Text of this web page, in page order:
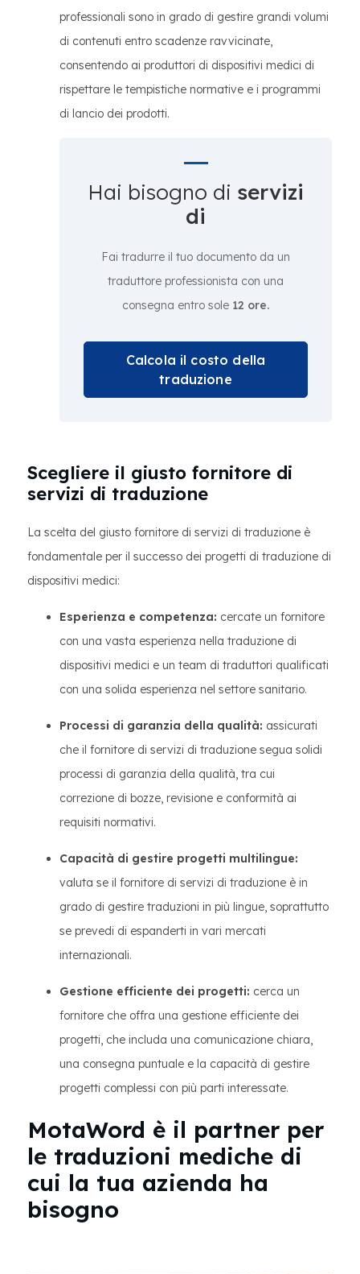
professionali sono in grado di gestire grandi volumi
di contenuti entro scadenze ravvicinate,
consentendo ai produttori di dispositivi medici di
rispettare le tempistiche normative e i programmi
di lancio dei prodotti.
Hai bisogno di servizi
di
Fai tradurre il tuo documento da un
traduttore professionista con una
consegna entro sole 12 ore.
Calcola il costo della
traduzione
Scegliere il giusto fornitore di
servizi di traduzione
La scelta del giusto fornitore di servizi di traduzione è
fondamentale per il successo dei progetti di traduzione di
dispositivi medici:
Esperienza e competenza: cercate un fornitore
con una vasta esperienza nella traduzione di
dispositivi medici e un team di traduttori qualificati
con una solida esperienza nel settore sanitario.
Processi di garanzia della qualità: assicurati
che il fornitore di servizi di traduzione segua solidi
processi di garanzia della qualità, tra cui
correzione di bozze, revisione e conformità ai
requisiti normativi.
Capacità di gestire progetti multilingue:
valuta se il fornitore di servizi di traduzione è in
grado di gestire traduzioni in più lingue, soprattutto
se prevedi di espanderti in vari mercati
internazionali.
Gestione efficiente dei progetti: cerca un
fornitore che offra una gestione efficiente dei
progetti, che includa una comunicazione chiara,
una consegna puntuale e la capacità di gestire
progetti complessi con più parti interessate.
MotaWord è il partner per
le traduzioni mediche di
cui la tua azienda ha
bisogno